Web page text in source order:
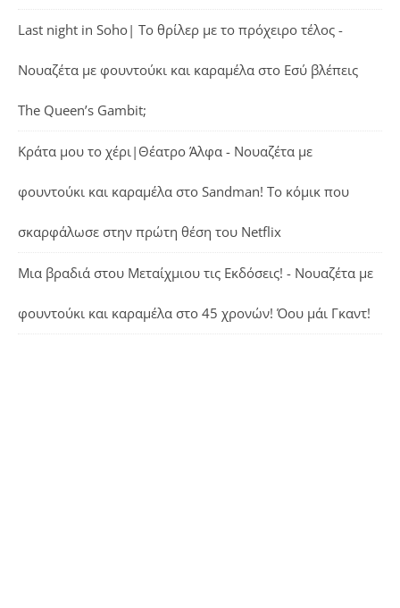
Last night in Soho| Το θρίλερ με το πρόχειρο τέλος -
Νουαζέτα με φουντούκι και καραμέλα στο Εσύ βλέπεις
The Queen’s Gambit;
Κράτα μου το χέρι|Θέατρο Άλφα - Νουαζέτα με
φουντούκι και καραμέλα στο Sandman! Το κόμικ που
σκαρφάλωσε στην πρώτη θέση του Netflix
Μια βραδιά στου Μεταίχμιου τις Εκδόσεις! - Νουαζέτα με
φουντούκι και καραμέλα στο 45 χρονών! Όου μάι Γκαντ!